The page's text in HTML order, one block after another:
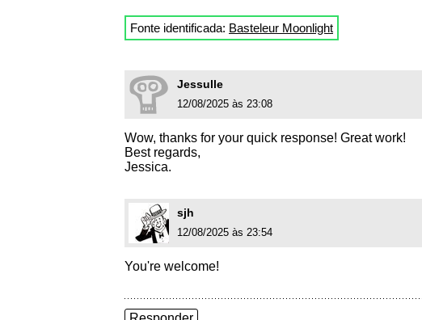
Fonte identificada: Basteleur Moonlight
Jessulle
12/08/2025 às 23:08
Wow, thanks for your quick response! Great work!
Best regards,
Jessica.
sjh
12/08/2025 às 23:54
You're welcome!